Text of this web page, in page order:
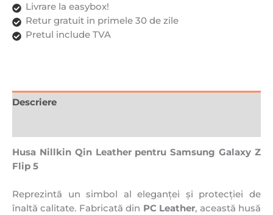
Livrare la easybox!
Retur gratuit in primele 30 de zile
Pretul include TVA
Descriere
Husa Nillkin Qin Leather pentru Samsung Galaxy Z
Flip 5
Reprezintă un simbol al eleganței și protecției de
înaltă calitate. Fabricată din PC Leather, această husă